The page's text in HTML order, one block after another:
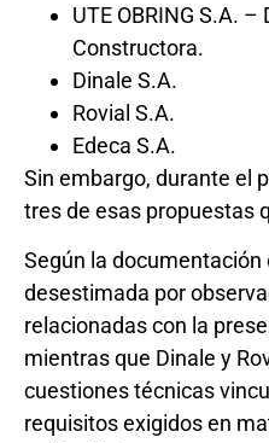
UTE OBRING S.A. –
Constructora.
Dinale S.A.
Rovial S.A.
Edeca S.A.
Sin embargo, durante el
tres de esas propuestas
Según la documentación
desestimada por
relacionadas con la
mientras que Dinale y
cuestiones técnicas
requisitos exigidos en